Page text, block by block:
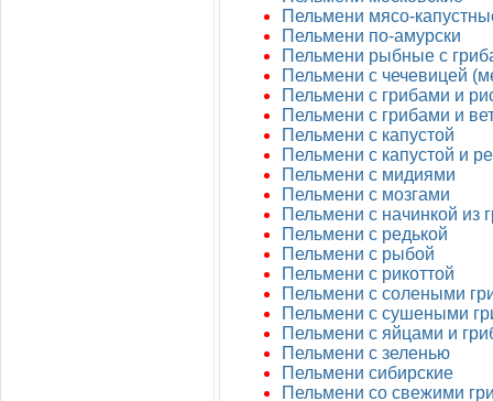
Пельмени мясо-
Пельмени по-амурски
Пельмени рыбные с
Пельмени с чечевицей
Пельмени с грибами и
Пельмени с грибами и
Пельмени с капустой
Пельмени с капустой и
Пельмени с мидиями
Пельмени с мозгами
Пельмени с начинкой из
Пельмени с редькой
Пельмени с рыбой
Пельмени с рикоттой
Пельмени с солеными
Пельмени с сушеными
Пельмени с яйцами и
Пельмени с зеленью
Пельмени сибирские
Пельмени со свежими